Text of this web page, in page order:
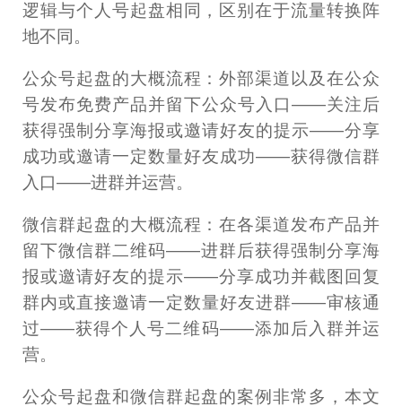
逻辑与个人号起盘相同，区别在于流量转换阵
地不同。
公众号起盘的大概流程：外部渠道以及在公众
号发布免费产品并留下公众号入口——关注后
获得强制分享海报或邀请好友的提示——分享
成功或邀请一定数量好友成功——获得微信群
入口——进群并运营。
微信群起盘的大概流程：在各渠道发布产品并
留下微信群二维码——进群后获得强制分享海
报或邀请好友的提示——分享成功并截图回复
群内或直接邀请一定数量好友进群——审核通
过——获得个人号二维码——添加后入群并运
营。
公众号起盘和微信群起盘的案例非常多，本文